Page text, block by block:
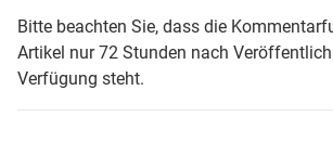
Bitte beachten Sie, dass die
Artikel nur 72 Stunden nach
Verfügung steht.